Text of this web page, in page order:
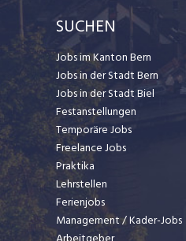
SUCHEN
Jobs im Kanton Bern
Jobs in der Stadt Bern
Jobs in der Stadt Biel
Festanstellungen
Temporäre Jobs
Freelance Jobs
Praktika
Lehrstellen
Ferienjobs
Management / Kader-Jobs